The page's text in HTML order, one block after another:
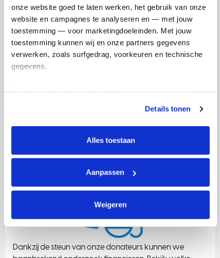
onze website goed te laten werken, het gebruik van onze
website en campagnes te analyseren en — met jouw
toestemming — voor marketingdoeleinden. Met jouw
toestemming kunnen wij en onze partners gegevens
verwerken, zoals surfgedrag, voorkeuren en technische
gegevens.
tonen. Je kunt je toestemming op elk moment wijzigen of
intrekken via Cookie instellingen onderaan de pagina. De
lijst met cookies is te vinden in het tabblad “details”.
Details tonen
Alles toestaan
Aanpassen
Weigeren
Projectteam:dr. Ewoudt van de Garde (Utrecht
University)
Instituut: Santeon
Startdatum:
1 mei 2023
Kankersoort:
Projectbudget:€ 653.621,-
Dankzij de steun van onze donateurs kunnen we